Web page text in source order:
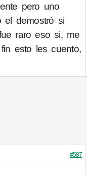
pero uno
el demostró si
raro eso si, me
esto les cuento,
#587